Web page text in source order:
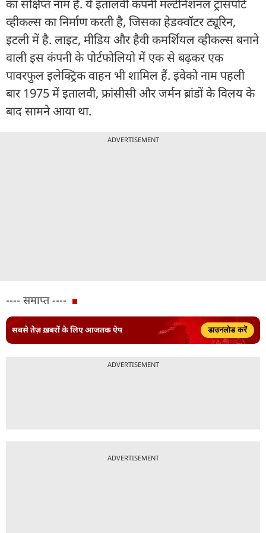
का संक्षिप्त नाम है. ये इतालवी कंपनी मल्टीनेशनल ट्रांसपोर्ट
व्हीकल्स का निर्माण करती है, जिसका हेडक्वॉटर ट्यूरिन,
इटली में है. लाइट, मीडिय और हैवी कमर्शियल व्हीकल्स बनाने
वाली इस कंपनी के पोर्टफोलियो में एक से बढ़कर एक
पावरफुल इलेक्ट्रिक वाहन भी शामिल हैं. इवेको नाम पहली
बार 1975 में इतालवी, फ्रांसीसी और जर्मन ब्रांडों के विलय के
बाद सामने आया था.
ADVERTISEMENT
---- समाप्त ----
सबसे तेज़ ख़बरों के लिए आजतक ऐप डाउनलोड करें
ADVERTISEMENT
ADVERTISEMENT